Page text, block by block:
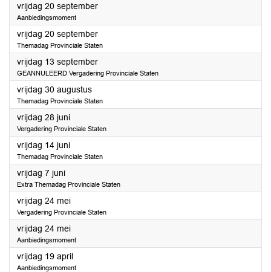
vrijdag 20 september2024
Aanbiedingsmoment
vrijdag 20 september2024
Themadag Provinciale Staten
vrijdag 13 september2024
GEANNULEERD Vergadering Provinciale Staten
vrijdag 30 augustus2024
Themadag Provinciale Staten
vrijdag 28 juni2024
Vergadering Provinciale Staten
vrijdag 14 juni2024
Themadag Provinciale Staten
vrijdag 7 juni2024
Extra Themadag Provinciale Staten
vrijdag 24 mei2024
Vergadering Provinciale Staten
vrijdag 24 mei2024
Aanbiedingsmoment
vrijdag 19 april2024
Aanbiedingsmoment